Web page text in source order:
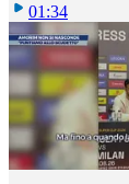
01:34